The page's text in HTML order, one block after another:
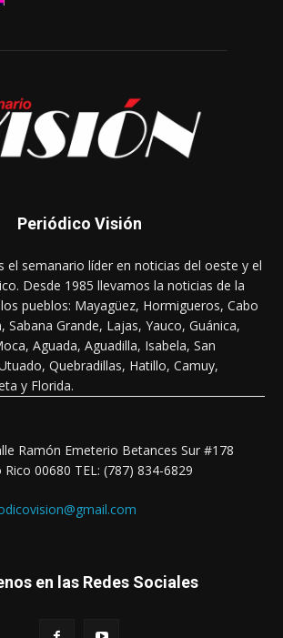
Periódico Visión
el semanario líder en noticias del oeste y el
Desde 1985 llevamos la noticias de la
pueblos: Mayagüez, Hormigueros, Cabo
Sabana Grande, Lajas, Yauco, Guánica,
Aguada, Aguadilla, Isabela, San
Quebradillas, Hatillo, Camuy,
y Florida.
Ramón Emeterio Betances Sur #178
00680 TEL: (787) 834-6829
en las Redes Sociales